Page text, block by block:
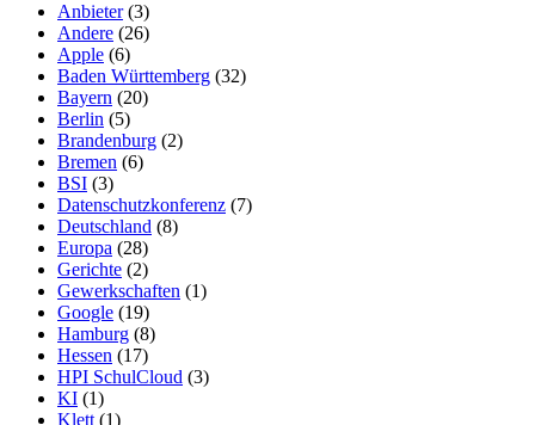
Anbieter(3)
Andere (26)
Apple (6)
Baden Württemberg (32)
Bayern (20)
Berlin (5)
Brandenburg (2)
Bremen (6)
BSI (3)
Datenschutzkonferenz (7)
Deutschland (8)
Europa (28)
Gerichte (2)
Gewerkschaften (1)
Google (19)
Hamburg (8)
Hessen (17)
HPI SchulCloud (3)
KI (1)
Klett (1)